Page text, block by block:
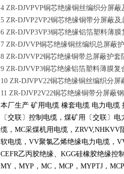
4 ZR-DJVPVP铜芯绝缘铜丝编织分屏
5 ZR-DJVP2VP2铜芯绝缘铜带分屏蔽
6 ZR-DJVP3VP3铜芯绝缘铝箔塑料薄
7 ZR-DJVVP铜芯绝缘铜丝编织总屏蔽
8 ZR-DJVVP2铜芯绝缘铜带总屏蔽护套
9 ZR-DJVVP3铜芯绝缘铝箔塑料薄膜
10 ZR-DJVPV22铜芯绝缘铜丝编织分
11 ZR-DJVP2V22铜芯绝缘铜带分屏蔽
本厂生产 矿用电缆 橡套电缆 电力电缆
〔交联〕控制电缆，煤矿用〔交联〕电
缆， MC采煤机用电缆， ZRVV,NHKVV
软电缆， VV聚氯乙烯绝缘电力电缆，
CEFR乙丙胶绝缘、 KGG硅橡胶绝缘控
MY ， MYP ， MC ， MCP ， MYPTJ ，